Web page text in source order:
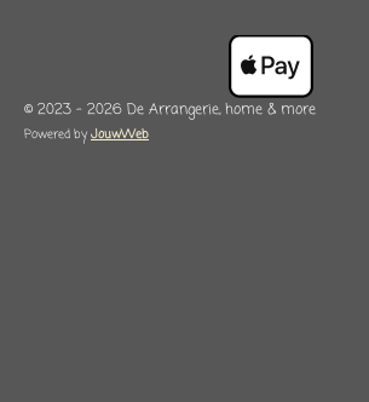
© 2023 - 2026 De Arrangerie, home & more
Powered byJouwWeb